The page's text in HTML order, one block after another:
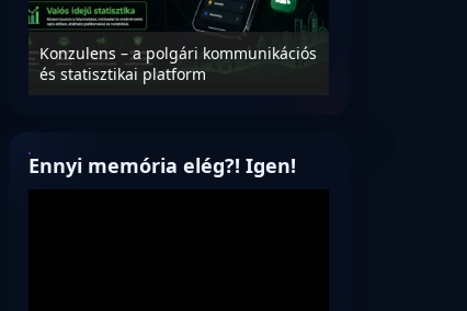
Konzulens – a polgári kommunikációs
és statisztikai platform
Ennyi memória elég?! Igen!